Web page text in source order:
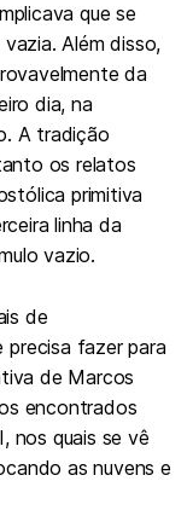
que se
Além disso,
da
dia, na
A tradição
os relatos
primitiva
linha da
vazio.
de
precisa fazer para
de Marcos
encontrados
nos quais se vê
as nuvens e